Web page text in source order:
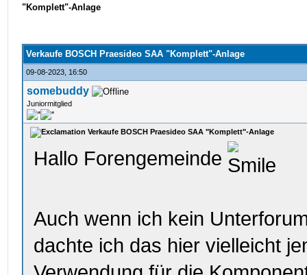
"Komplett"-Anlage
Verkaufe BOSCH Praesideo SAA "Komplett"-Anlage
09-08-2023, 16:50
somebuddy
Juniormitglied
Verkaufe BOSCH Praesideo SAA "Komplett"-Anlage
Hallo Forengemeinde
Auch wenn ich kein
dachte ich das hier vielleicht